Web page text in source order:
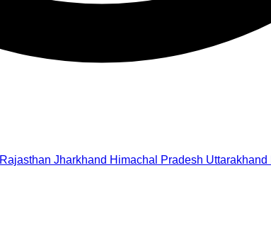
Rajasthan Jharkhand Himachal Pradesh Uttarakhand